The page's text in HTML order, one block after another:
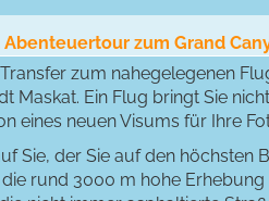
zum Grand
zum nahegelegenen
Maskat. Ein Flug bringt Sie
eines neuen Visums für Ihre
Sie, der Sie auf den höchsten
rund 3000 m hohe